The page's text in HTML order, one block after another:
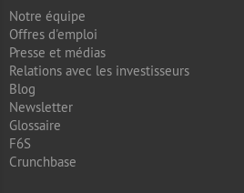
Notre équipe
Offres d'emploi
Presse et médias
Relations avec les investisseurs
Blog
Newsletter
Glossaire
F6S
Crunchbase